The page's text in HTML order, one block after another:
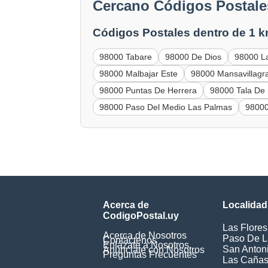
Cercano Códigos
Códigos Postales dentro de 1
98000 Tabare 98000 De Dios
98000
98000 Malbajar Este
98000
98000 Puntas De Herrera
98000 Tala De
98000 Paso Del Medio Las Palmas
Acerca de
CodigoPostal.uy
Acerca de Nosotros
Contáctenos
Enlázate a Nosotros
Anúnciate con Nosotros
Preguntas Frecuentes
Las Flores
Paso De
San
Las Cañas